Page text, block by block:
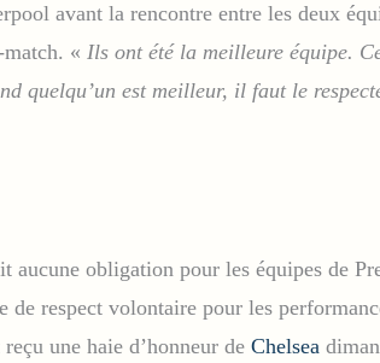
avant la rencontre entre les deux
match. « Ils ont été la meilleure équipe.
quelqu’un est meilleur, il faut le
aucune obligation pour les équipes de
de respect volontaire pour les
une haie d’honneur de Chelsea